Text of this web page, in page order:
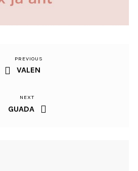
Previous
Post
PREVIOUS
VALEN
Next
Post
NEXT
GUADA